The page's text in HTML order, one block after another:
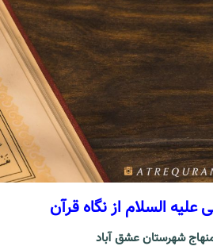
علیه السلام از نگاه قرآن
شهرستان عشق آباد